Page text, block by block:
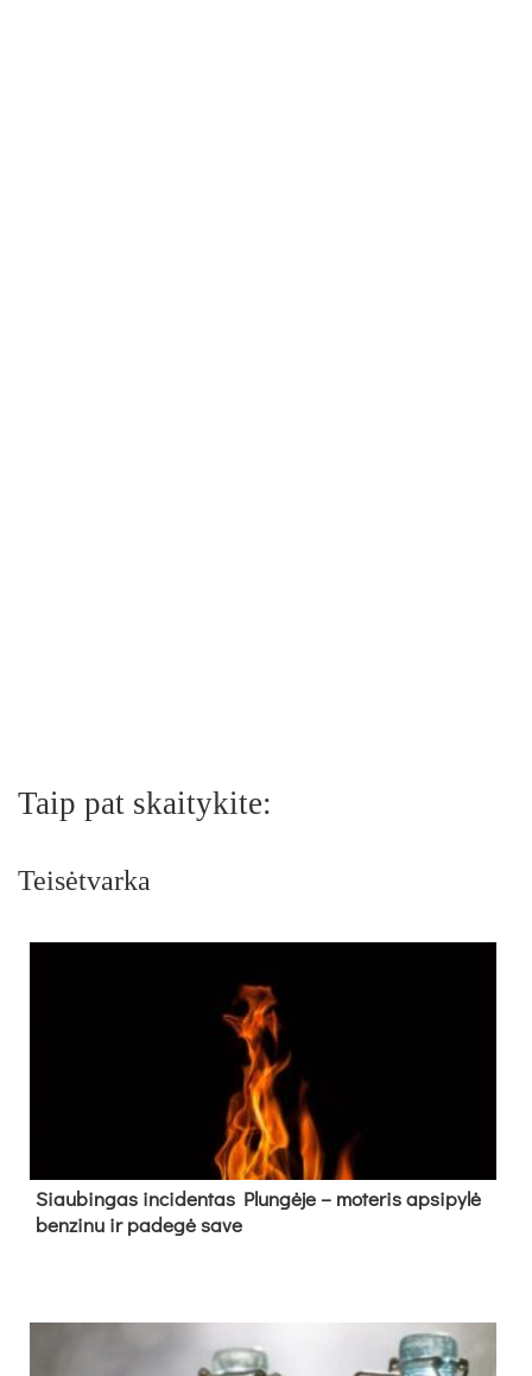
Taip pat skaitykite:
Teisėtvarka
Siau­bin­gas in­ci­den­tas Plun­gė­je – mo­te­ris ap­si­py­lė
ben­zi­nu ir pa­de­gė sa­ve